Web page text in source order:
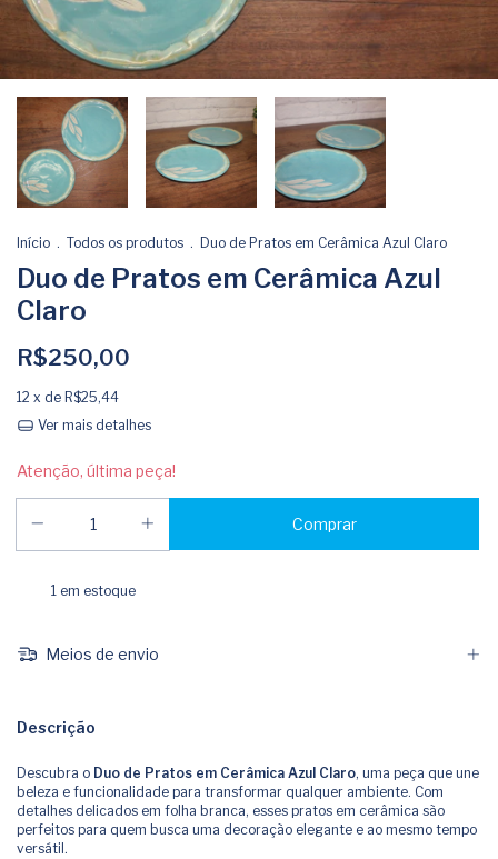
Início . Todos os produtos . Duo de Pratos em Cerâmica Azul Claro
Duo de Pratos em Cerâmica Azul
Claro
R$250,00
12 x de R$25,44
Ver mais detalhes
Atenção, última peça!
1 em estoque
Meios de envio
Descrição
Descubra o Duo de Pratos em Cerâmica Azul Claro, uma peça que une
beleza e funcionalidade para transformar qualquer ambiente. Com
detalhes delicados em folha branca, esses pratos em cerâmica são
perfeitos para quem busca uma decoração elegante e ao mesmo tempo
versátil.